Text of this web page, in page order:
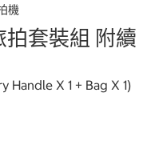
機
拍套裝組 附續
Handle X 1 + Bag X 1)